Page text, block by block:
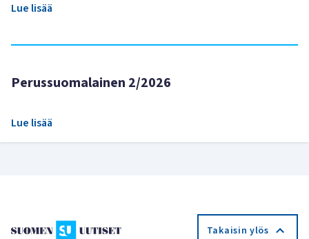
Lue lisää
Perussuomalainen 2/2026
Lue lisää
Takaisin ylös